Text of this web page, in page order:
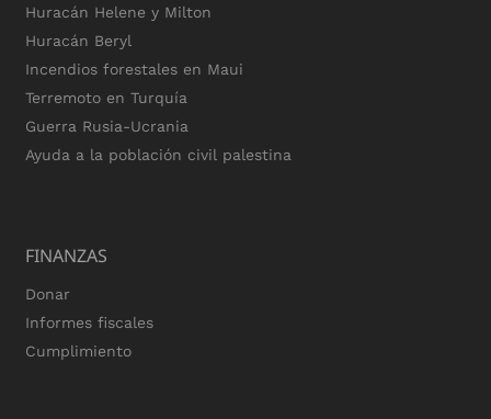
Huracán Helene y Milton
Huracán Beryl
Incendios forestales en Maui
Terremoto en Turquía
Guerra Rusia-Ucrania
Ayuda a la población civil palestina
FINANZAS
Donar
Informes fiscales
Cumplimiento